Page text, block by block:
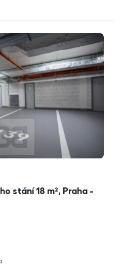
stání 18 m², Praha -